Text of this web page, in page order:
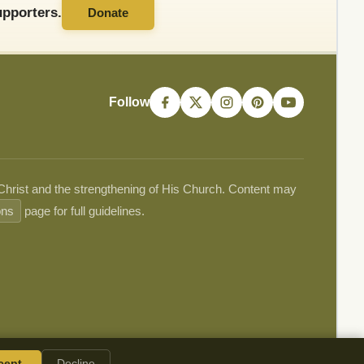
Donate
Follow
and the strengthening of His Church. Content may
page for full guidelines.